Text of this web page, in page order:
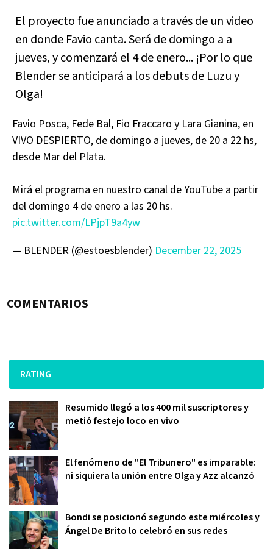
El proyecto fue anunciado a través de un video
en donde Favio canta. Será de domingo a a
jueves, y comenzará el 4 de enero... ¡Por lo que
Blender se anticipará a los debuts de Luzu y
Olga!
Favio Posca, Fede Bal, Fio Fraccaro y Lara Gianina, en
VIVO DESPIERTO, de domingo a jueves, de 20 a 22 hs,
desde Mar del Plata.
Mirá el programa en nuestro canal de YouTube a partir
del domingo 4 de enero a las 20 hs.
pic.twitter.com/LPjpT9a4yw
— BLENDER (@estoesblender) December 22, 2025
COMENTARIOS
RATING
Resumido llegó a los 400 mil suscriptores y
metió festejo loco en vivo
El fenómeno de "El Tribunero" es imparable:
ni siquiera la unión entre Olga y Azz alcanzó
Bondi se posicionó segundo este miércoles y
Ángel De Brito lo celebró en sus redes